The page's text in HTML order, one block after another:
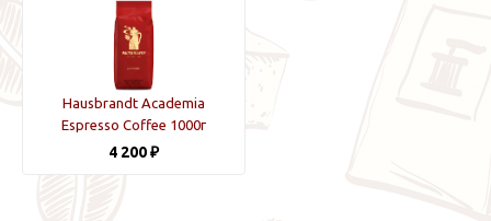
Hausbrandt Academia
Espresso Coffee 1000г
4 200 ₽